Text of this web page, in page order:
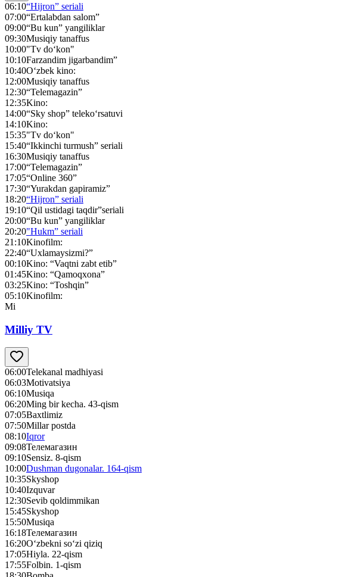
06:10“Hijron” seriali
07:00“Ertalabdan salom”
09:00“Bu kun” yangiliklar
09:30Musiqiy tanaffus
10:00"Tv do‘kon"
10:10Farzandim jigarbandim”
10:40O‘zbek kino:
12:00Musiqiy tanaffus
12:30“Telemagazin”
12:35Kino:
14:00“Sky shop” teleko‘rsatuvi
14:10Kino:
15:35"Tv do‘kon"
15:40“Ikkinchi turmush” seriali
16:30Musiqiy tanaffus
17:00“Telemagazin”
17:05“Online 360”
17:30“Yurakdan gapiramiz”
18:20“Hijron” seriali
19:10“Qil ustidagi taqdir”seriali
20:00“Bu kun” yangiliklar
20:20"Hukm” seriali
21:10Kinofilm:
22:40“Uxlamaysizmi?”
00:10Kino: “Vaqtni zabt etib”
01:45Kino: “Qamoqxona”
03:25Kino: “Toshqin”
05:10Kinofilm:
Mi
Milliy TV
06:00Telekanal madhiyasi
06:03Motivatsiya
06:10Musiqa
06:20Ming bir kecha. 43-qism
07:05Baxtlimiz
07:50Millar postda
08:10Iqror
09:08Телемагазин
09:10Sensiz. 8-qism
10:00Dushman dugonalar. 164-qism
10:35Skyshop
10:40Izquvar
12:30Sevib qoldimmikan
15:45Skyshop
15:50Musiqa
16:18Телемагазин
16:20O‘zbekni so‘zi qiziq
17:05Hiyla. 22-qism
17:55Folbin. 1-qism